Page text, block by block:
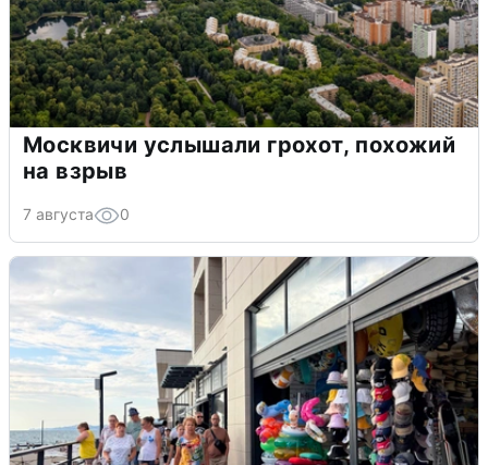
Москвичи услышали грохот, похожий
на взрыв
7 августа 0